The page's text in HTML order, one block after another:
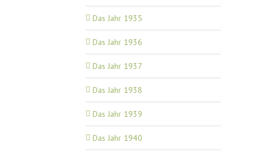
Das Jahr 1935
Das Jahr 1936
Das Jahr 1937
Das Jahr 1938
Das Jahr 1939
Das Jahr 1940